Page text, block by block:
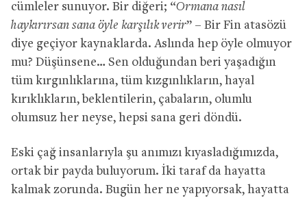
cümleler sunuyor. Bir diğeri; “Ormana nasıl
haykırırsan sana öyle karşılık verir” – Bir Fin atasözü
diye geçiyor kaynaklarda. Aslında hep öyle olmuyor
mu? Düşünsene… Sen olduğundan beri yaşadığın
tüm kırgınlıklarına, tüm kızgınlıkların, hayal
kırıklıkların, beklentilerin, çabaların, olumlu
olumsuz her neyse, hepsi sana geri döndü.
Eski çağ insanlarıyla şu anımızı kıyasladığımızda,
ortak bir payda buluyorum. İki taraf da hayatta
kalmak zorunda. Bugün her ne yapıyorsak, hayatta